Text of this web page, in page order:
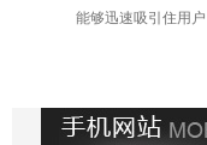
能够迅速吸引住用户